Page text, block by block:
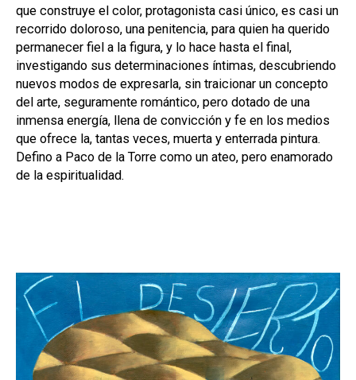
que construye el color, protagonista casi único, es casi un
recorrido doloroso, una penitencia, para quien ha querido
permanecer fiel a la figura, y lo hace hasta el final,
investigando sus determinaciones íntimas, descubriendo
nuevos modos de expresarla, sin traicionar un concepto
del arte, seguramente romántico, pero dotado de una
inmensa energía, llena de convicción y fe en los medios
que ofrece la, tantas veces, muerta y enterrada pintura.
Defino a Paco de la Torre como un ateo, pero enamorado
de la espiritualidad.